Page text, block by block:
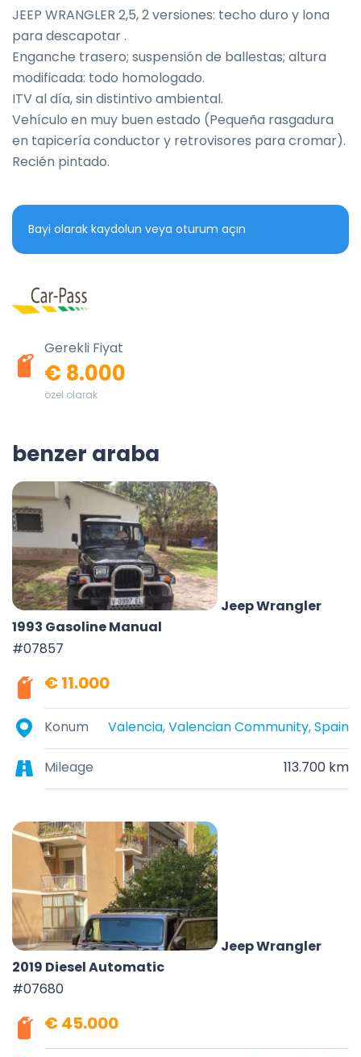
JEEP WRANGLER 2,5, 2 versiones: techo duro y lona
para descapotar .
Enganche trasero; suspensión de ballestas; altura
modificada: todo homologado.
ITV al día, sin distintivo ambiental.
Vehículo en muy buen estado (Pequeña rasgadura
en tapicería conductor y retrovisores para cromar).
Recién pintado.
Bayi olarak kaydolun veya oturum açın
Gerekli Fiyat
€ 8.000
özel olarak
benzer araba
Jeep Wrangler
1993 Gasoline Manual
#07857
€ 11.000
Konum Valencia, Valencian Community, Spain
Mileage 113.700 km
Jeep Wrangler
2019 Diesel Automatic
#07680
€ 45.000